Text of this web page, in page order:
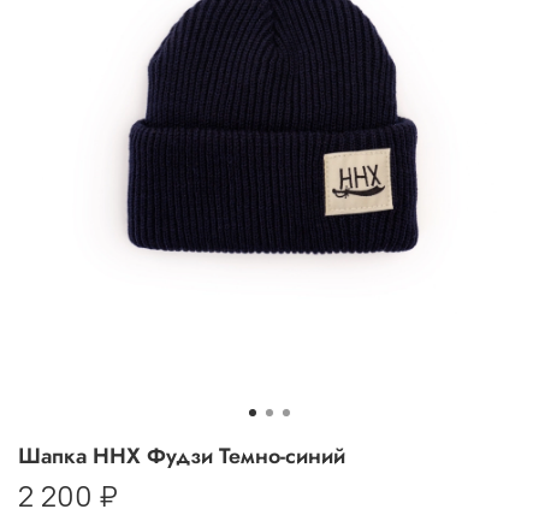
Шапка ННХ Фудзи Темно-синий
2 200 ₽